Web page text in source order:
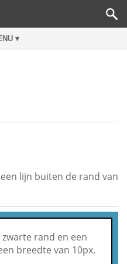
▾
lijn buiten de rand van
rand en een
breedte van 10px.